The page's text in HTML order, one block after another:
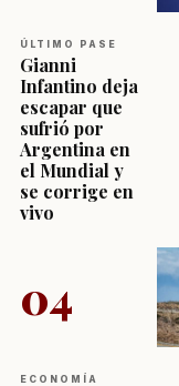
ÚLTIMO PASE
Gianni
Infantino deja
escapar que
sufrió por
Argentina en
el Mundial y
se corrige en
vivo
04
ECONOMÍA